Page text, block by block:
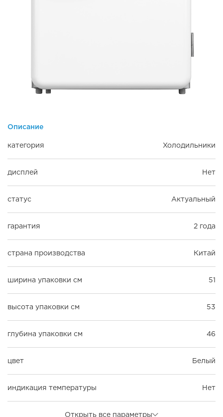
Описание
категория Холодильники
дисплей Нет
статус Актуальный
гарантия 2 года
страна производства Китай
ширина упаковки см 51
высота упаковки см 53
глубина упаковки см 46
цвет Белый
индикация температуры Нет
Открыть все параметры